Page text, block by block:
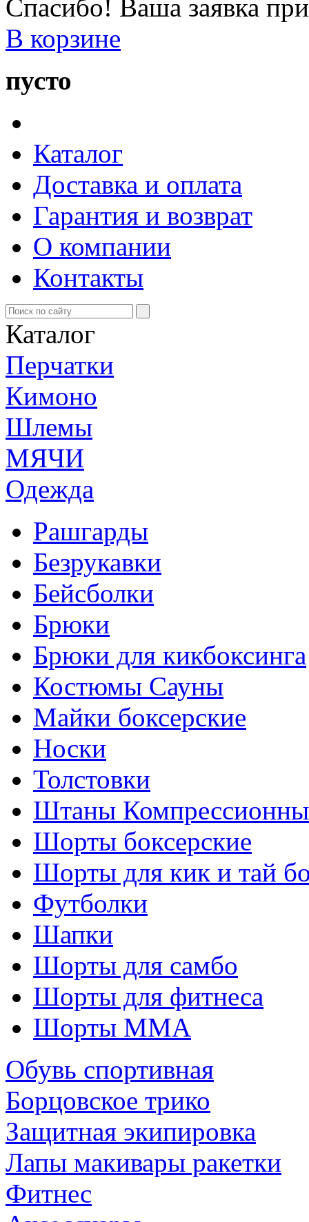
Спасибо! Ваша заявка
В корзине
пусто
Каталог
Доставка и оплата
Гарантия и возврат
О компании
Контакты
Каталог
Перчатки
Кимоно
Шлемы
МЯЧИ
Одежда
Рашгарды
Безрукавки
Бейсболки
Брюки
Брюки для кикбоксинга
Костюмы Сауны
Майки боксерские
Носки
Толстовки
Штаны
Шорты боксерские
Шорты для кик и тай
Футболки
Шапки
Шорты для самбо
Шорты для фитнеса
Шорты ММА
Обувь спортивная
Борцовское трико
Защитная экипировка
Лапы макивары ракетки
Фитнес